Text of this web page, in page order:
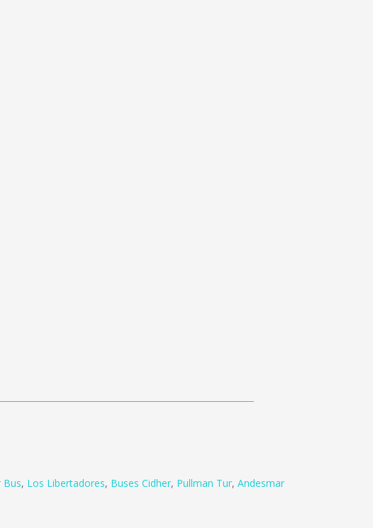
Bus, Los Libertadores, Buses Cidher, Pullman Tur, Andesmar